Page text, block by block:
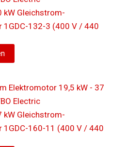
kW Gleichstrom-
1GDC-132-3 (400 V / 440
kW Gleichstrom-
1GDC-160-11 (400 V / 440